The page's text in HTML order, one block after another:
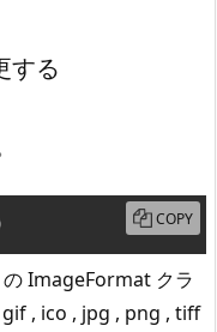
する
COPY
ImageFormat クラ
, ico , jpg , png , tiff